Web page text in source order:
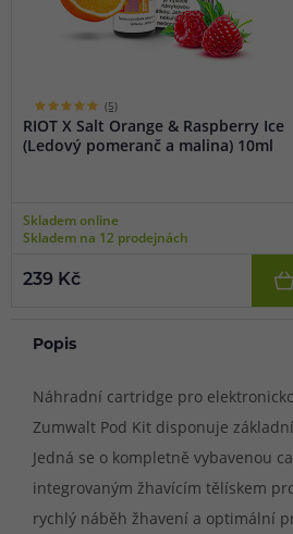
(5)
RIOT X Salt Orange & Raspberry Ice
(Ledový pomeranč a malina) 10ml
Skladem online
Skladem na 12 prodejnách
239 Kč
Popis
Náhradní cartridge pro
Zumwalt Pod Kit disponuje
Jedná se o kompletně vybavenou
integrovaným žhavícím tělískem
rychlý náběh žhavení a optimální